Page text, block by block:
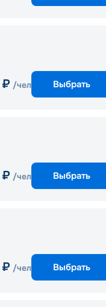
₽ /чел Выбрать
₽ /чел Выбрать
₽ /чел Выбрать